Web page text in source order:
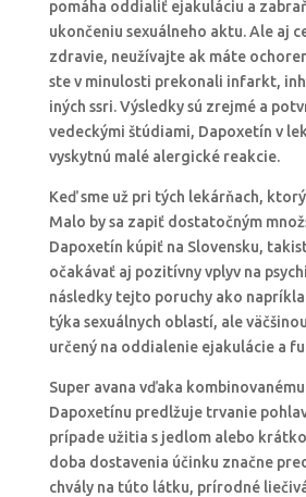
pomáha oddialiť ejakuláciu a
ukončeniu sexuálneho aktu. Ale aj
zdravie, neužívajte ak máte
ste v minulosti prekonali infarkt,
iných ssri. Výsledky sú zrejmé a
vedeckými štúdiami, Dapoxetín v
vyskytnú malé alergické reakcie.
Keď sme už pri tých lekárňach,
Malo by sa zapiť dostatočným
Dapoxetín kúpiť na Slovensku,
očakávať aj pozitívny vplyv na
následky tejto poruchy ako
týka sexuálnych oblastí, ale
určený na oddialenie ejakulácie a
Super avana vďaka
Dapoxetínu predlžuje trvanie
prípade užitia s jedlom alebo
doba dostavenia účinku značne
chvály na túto látku, prírodné